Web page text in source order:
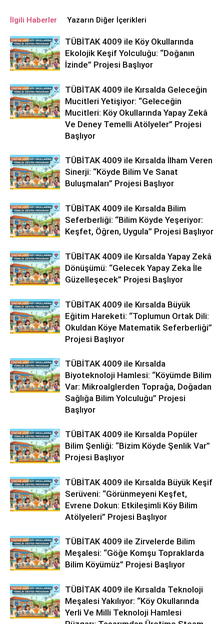
İlgili Haberler Yazarın Diğer İçerikleri
TÜBİTAK 4009 ile Köy Okullarında
Ekolojik Keşif Yolculuğu: “Doğanın
İzinde” Projesi Başlıyor
TÜBİTAK 4009 ile Kırsalda Geleceğin
Mucitleri Yetişiyor: “Geleceğin
Mucitleri: Köy Okullarında Yapay Zekâ
Ve Deney Temelli Atölyeler” Projesi
Başlıyor
TÜBİTAK 4009 ile Kırsalda İlham Veren
Sinerji: “Köyde Bilim Ve Sanat
Buluşmaları” Projesi Başlıyor
TÜBİTAK 4009 ile Kırsalda Bilim
Seferberliği: “Bilim Köyde Yeşeriyor:
Keşfet, Öğren, Uygula” Projesi Başlıyor
TÜBİTAK 4009 ile Kırsalda Yapay Zekâ
Dönüşümü: “Gelecek Yapay Zeka İle
Güzelleşecek” Projesi Başlıyor
TÜBİTAK 4009 ile Kırsalda Büyük
Eğitim Hareketi: “Toplumun Ortak Dili:
Okuldan Köye Matematik Seferberliği”
Projesi Başlıyor
TÜBİTAK 4009 ile Kırsalda
Biyoteknoloji Hamlesi: “Köyümde Bilim
Var: Mikroalglerden Toprağa, Doğadan
Sağlığa Bilim Yolculuğu” Projesi
Başlıyor
TÜBİTAK 4009 ile Kırsalda Popüler
Bilim Şenliği: “Bizim Köyde Şenlik Var”
Projesi Başlıyor
TÜBİTAK 4009 ile Kırsalda Büyük Keşif
Serüveni: “Görünmeyeni Keşfet,
Evrene Dokun: Etkileşimli Köy Bilim
Atölyeleri” Projesi Başlıyor
TÜBİTAK 4009 ile Zirvelerde Bilim
Meşalesi: “Göğe Komşu Topraklarda
Bilim Köyümüz” Projesi Başlıyor
TÜBİTAK 4009 ile Kırsalda Teknoloji
Meşalesi Yakılıyor: “Köy Okullarında
Yerli Ve Milli Teknoloji Hamlesi